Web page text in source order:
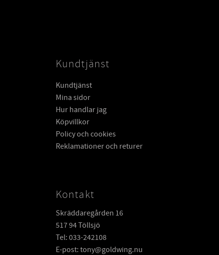
Kundtjänst
Kundtjänst
Mina sidor
Hur handlar jag
Köpvillkor
Policy och cookies
Reklamationer och returer
Kontakt
Skräddaregården 16
517 94 Töllsjö
Tel: 033-242108
E-post: tony@goldwing.nu